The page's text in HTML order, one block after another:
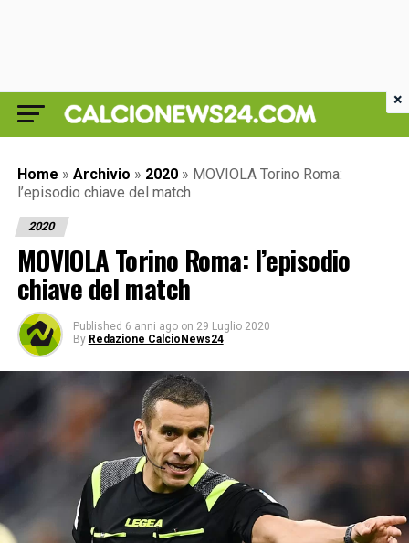
Home » Archivio » 2020 » MOVIOLA Torino Roma:
l’episodio chiave del match
2020
MOVIOLA Torino Roma: l’episodio
chiave del match
Published 6 anni ago on 29 Luglio 2020
By Redazione CalcioNews24
×